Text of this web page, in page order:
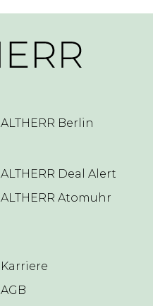
ALTHERR Berlin
ALTHERR Deal Alert
ALTHERR Atomuhr
Karriere
AGB